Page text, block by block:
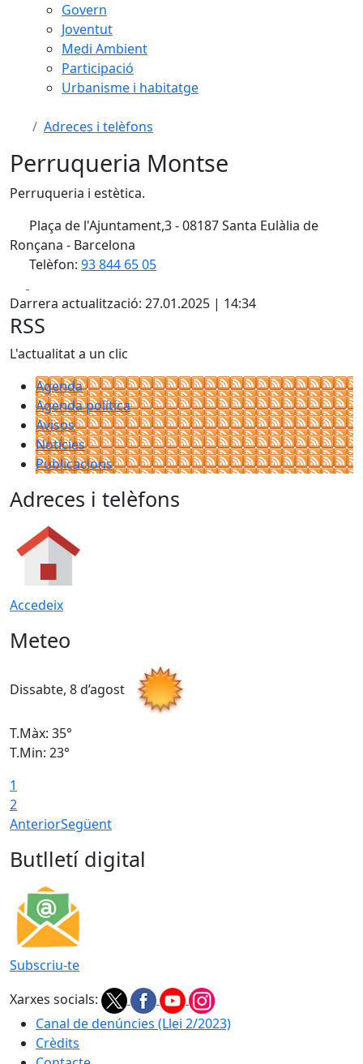
Govern
Joventut
Medi Ambient
Participació
Urbanisme i habitatge
Adreces i telèfons
Perruqueria Montse
Perruqueria i estètica.
Plaça de l'Ajuntament,3 - 08187 Santa Eulàlia de
Ronçana - Barcelona
Telèfon: 93 844 65 05
Darrera actualització: 27.01.2025 | 14:34
RSS
L'actualitat a un clic
Agenda
Agenda política
Avisos
Notícies
Publicacions
Adreces i telèfons
Accedeix
Meteo
Dissabte, 8 d’agost
T.Màx: 35°
T.Min: 23°
1
2
AnteriorSegüent
Butlletí digital
Subscriu-te
Xarxes socials:
Canal de denúncies (Llei 2/2023)
Crèdits